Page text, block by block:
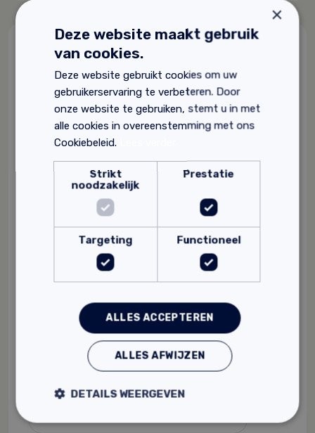
Gerelateerde producten
Ecotec Eco Prim & Fix
Geschikt voor binnen en buiten
Milieu- en watervriendelijk gefrabiceerd
×
Deze website maakt gebruik
van cookies.
Deze website gebruikt cookies om uw
gebruikerservaring te verbeteren. Door
onze website te gebruiken, stemt u in met
alle cookies in overeenstemming met ons
Cookiebeleid.
Strikt
noodzakelijk
Prestatie
Targeting Functioneel
ALLES ACCEPTEREN
ALLES AFWIJZEN
DETAILS WEERGEVEN